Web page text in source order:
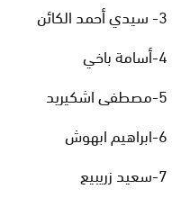
3- سيدي أحمد الكائن
4-أسامة باخي
5-مصطفى اشكيريد
6-ابراهيم ابهوش
7-سعيد زريبيع